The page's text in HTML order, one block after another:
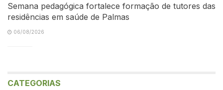
Semana pedagógica fortalece formação de tutores das
residências em saúde de Palmas
06/08/2026
CATEGORIAS